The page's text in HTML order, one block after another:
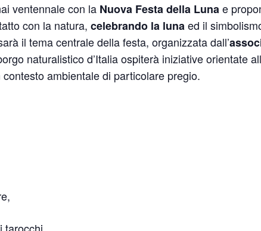
ventennale con la Nuova Festa della Lunae
con la natura, celebrando la lunaed il
il tema centrale della festa, organizzata dall’
naturalistico d’Italia ospiterà iniziative orientate
contesto ambientale di particolare pregio.